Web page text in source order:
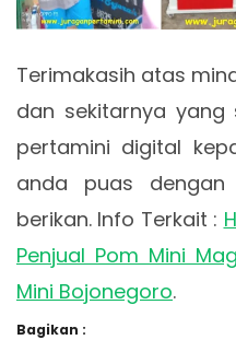
Terimakasih atas
dan sekitarnya yang
pertamini digital
anda puas
berikan. Info Terkait :
Penjual Pom Mini
Mini Bojonegoro.
Bagikan :